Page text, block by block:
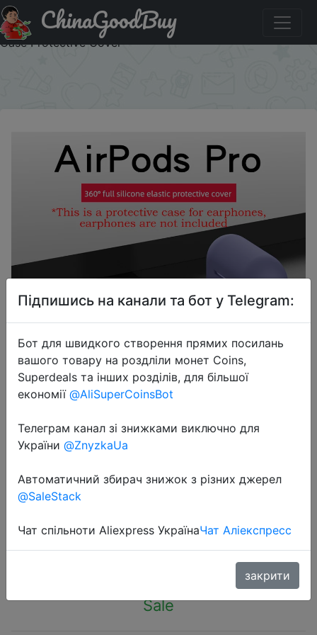
Придбати по знижці for AirPods Pro Protective Case
Silicone New Solid Color Apple Bluetooth Headset Soft
Case Protective Cover
ChinaGoodBuy
for AirPods Pro Protective Case
Silicone New Solid Color Apple
Bluetooth Headset Soft Case
Protective Cover
$1.28
Sale
Підпишись на канали та бот у Telegram:
Бот для швидкого створення прямих посилань
вашого товару на роздліли монет Coins,
Superdeals та інших розділів, для більшої
економії @AliSuperCoinsBot
Телеграм канал зі знижками виключно для
України @ZnyzkaUa
Автоматичний збирач знижок з різних джерел
@SaleStack
Чат спільноти Aliexpress УкраїнаЧат Аліекспресс
закрити